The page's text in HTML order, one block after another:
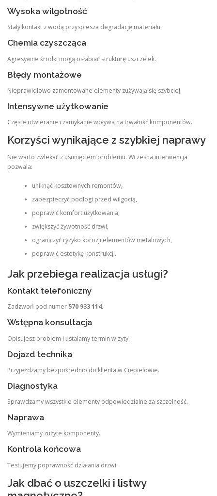
Wysoka wilgotność
Stały kontakt z wodą przyspiesza degradację materiału.
Chemia czyszcząca
Agresywne środki mogą osłabiać strukturę uszczelek.
Błędy montażowe
Nieprawidłowo zamontowane elementy zużywają się szybciej.
Intensywne użytkowanie
Częste otwieranie i zamykanie wpływa na trwałość komponentów.
Korzyści wynikające z szybkiej naprawy
Nie warto zwlekać z usunięciem problemu. Wczesna interwencja
pozwala:
uniknąć kosztownych remontów,
zabezpieczyć podłogi przed wilgocią,
poprawić komfort użytkowania,
zwiększyć żywotność drzwi,
ograniczyć ryzyko korozji elementów metalowych,
poprawić estetykę konstrukcji.
Jak przebiega realizacja usługi?
Kontakt telefoniczny
Zadzwoń pod numer 570 933 114.
Wstępna konsultacja
Opisujesz problem i ustalamy termin wizyty.
Dojazd technika
Przyjeżdżamy bezpośrednio do klienta w Ciepielowie.
Diagnostyka
Sprawdzamy wszystkie elementy odpowiedzialne za szczelność.
Naprawa
Wymieniamy zużyte komponenty.
Kontrola końcowa
Testujemy poprawność działania drzwi.
Jak dbać o uszczelki i listwy